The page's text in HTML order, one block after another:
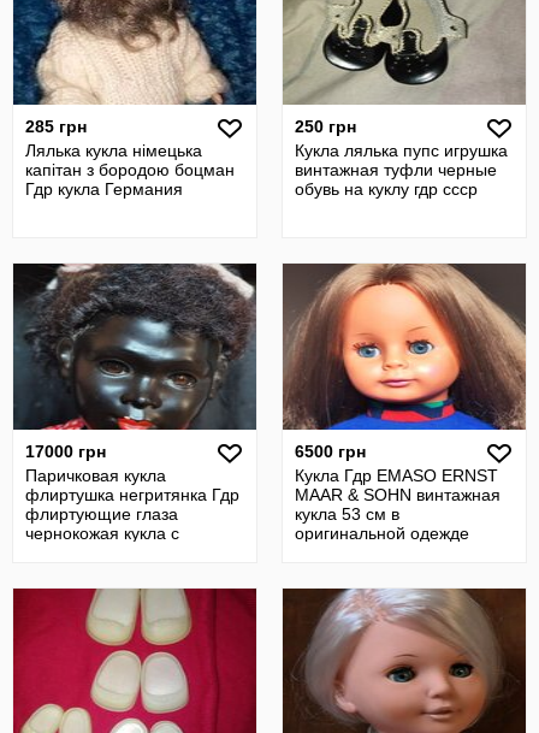
285 грн
Лялька кукла німецька
капітан з бородою боцман
Гдр кукла Германия
250 грн
Кукла лялька пупс игрушка
винтажная туфли черные
обувь на куклу гдр ссср
17000 грн
Паричковая кукла
флиртушка негритянка Гдр
флиртующие глаза
чернокожая кукла с
6500 грн
Кукла Гдр EMASO ERNST
MAAR & SOHN винтажная
кукла 53 см в
оригинальной одежде